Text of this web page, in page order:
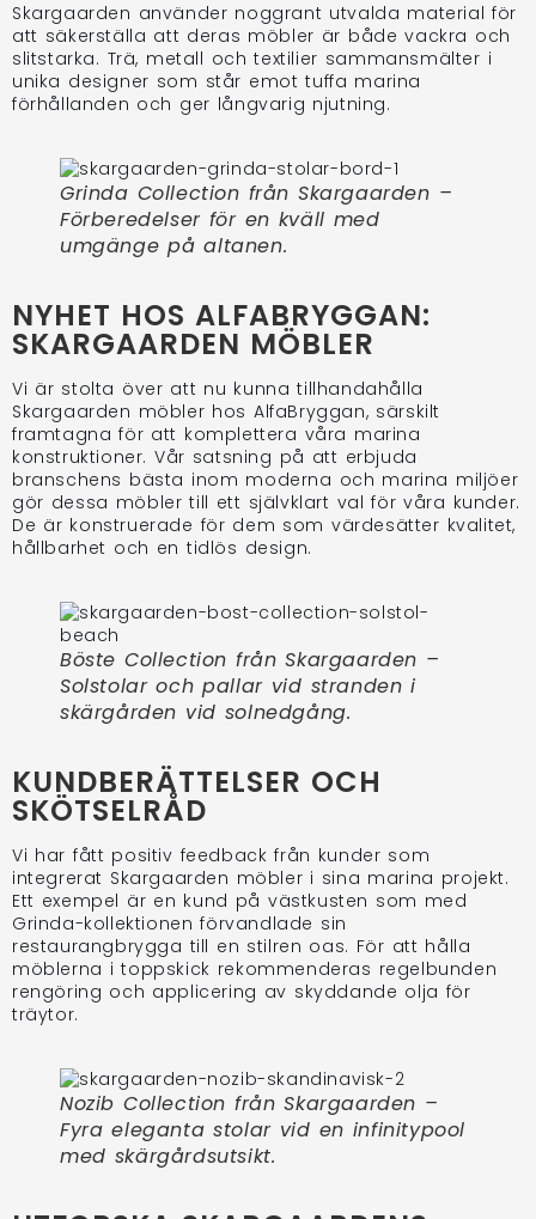
Skargaarden använder noggrant utvalda material för
att säkerställa att deras möbler är både vackra och
slitstarka. Trä, metall och textilier sammansmälter i
unika designer som står emot tuffa marina
förhållanden och ger långvarig njutning.
Grinda Collection från Skargaarden –
Förberedelser för en kväll med
umgänge på altanen.
NYHET HOS ALFABRYGGAN:
SKARGAARDEN MÖBLER
Vi är stolta över att nu kunna tillhandahålla
Skargaarden möbler hos AlfaBryggan, särskilt
framtagna för att komplettera våra marina
konstruktioner. Vår satsning på att erbjuda
branschens bästa inom moderna och marina miljöer
gör dessa möbler till ett självklart val för våra kunder.
De är konstruerade för dem som värdesätter kvalitet,
hållbarhet och en tidlös design.
Böste Collection från Skargaarden –
Solstolar och pallar vid stranden i
skärgården vid solnedgång.
KUNDBERÄTTELSER OCH
SKÖTSELRÅD
Vi har fått positiv feedback från kunder som
integrerat Skargaarden möbler i sina marina projekt.
Ett exempel är en kund på västkusten som med
Grinda-kollektionen förvandlade sin
restaurangbrygga till en stilren oas. För att hålla
möblerna i toppskick rekommenderas regelbunden
rengöring och applicering av skyddande olja för
träytor.
Nozib Collection från Skargaarden –
Fyra eleganta stolar vid en infinitypool
med skärgårdsutsikt.